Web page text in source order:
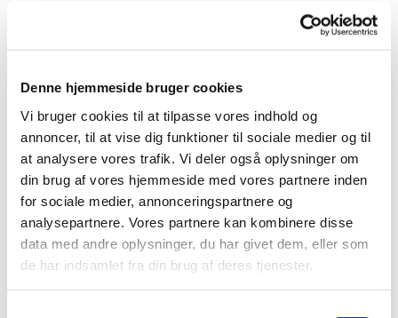
Denne hjemmeside bruger cookies
Vi bruger cookies til at tilpasse vores indhold og
annoncer, til at vise dig funktioner til sociale medier og til
at analysere vores trafik. Vi deler også oplysninger om
din brug af vores hjemmeside med vores partnere inden
for sociale medier, annonceringspartnere og
analysepartnere. Vores partnere kan kombinere disse
data med andre oplysninger, du har givet dem, eller som
de har indsamlet fra din brug af deres tjenester.
Der er aftensang mandag til lørdag kl. 17.30 – 18 i
Løgumkloster Kirke.
Aftensangens forløb (med undtagelse af onsdag)
Præludium
1. salme
Læsning og bøn
2. salme
Velsignelse
Postludium